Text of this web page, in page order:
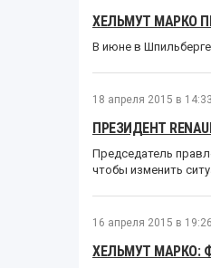
ХЕЛЬМУТ МАРКО
В июне в
18 апреля 2015 в 14:33
ПРЕЗИДЕНТ
Председатель
чтобы изменить
16 апреля 2015 в 19:26
ХЕЛЬМУТ МАРКО: